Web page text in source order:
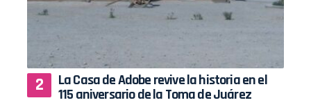
La Casa de Adobe revive la historia en el
115 aniversario de la Toma de Juárez